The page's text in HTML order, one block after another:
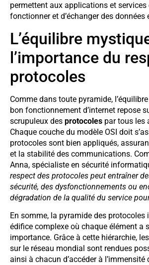
permettent aux applications et services
fonctionner et d’échanger des données
L’équilibre
l’importance du
protocoles
Comme dans toute pyramide,
bon fonctionnement d’internet repose
scrupuleux des protocoles par tous les
Chaque couche du modèle OSI doit
protocoles sont bien appliqués,
et la stabilité des communications.
Anna, spécialiste en sécurité
respect des protocoles peut entraîner
sécurité, des dysfonctionnements ou
dégradation de la qualité du service
En somme, la pyramide des protocoles
édifice complexe où chaque élément a
importance. Grâce à cette hiérarchie,
sur le réseau mondial sont rendues
ainsi à chacun d’accéder à